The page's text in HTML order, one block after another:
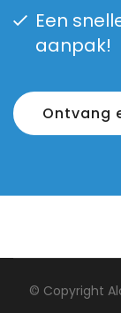
Een
aanpak!
Ontvang
© Copyright